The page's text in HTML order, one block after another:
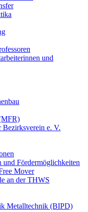
und
e. V.
und Fördermöglichkeiten
Mover
an der THWS
Metalltechnik (BIPD)